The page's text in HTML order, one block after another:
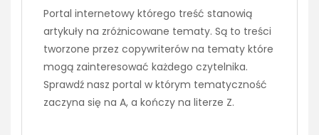
Portal internetowy którego treść stanowią
artykuły na zróżnicowane tematy. Są to treści
tworzone przez copywriterów na tematy które
mogą zainteresować każdego czytelnika.
Sprawdź nasz portal w którym tematyczność
zaczyna się na A, a kończy na literze Z.